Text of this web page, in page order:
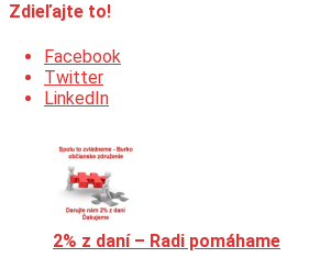
Zdieľajte to!
Facebook
Twitter
LinkedIn
2% z daní – Radi pomáhame